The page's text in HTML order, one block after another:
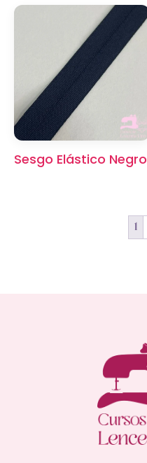
Sesgo Elástico Negro
1